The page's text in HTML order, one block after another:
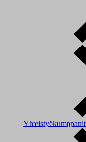
Yhteistyökumppanit